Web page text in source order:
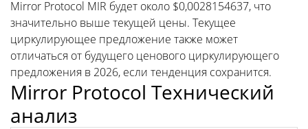
Mirror Protocol MIR будет около $0,0028154637, что
значительно выше текущей цены. Текущее
циркулирующее предложение также может
отличаться от будущего ценового циркулирующего
предложения в 2026, если тенденция сохранится.
Mirror Protocol Технический
анализ